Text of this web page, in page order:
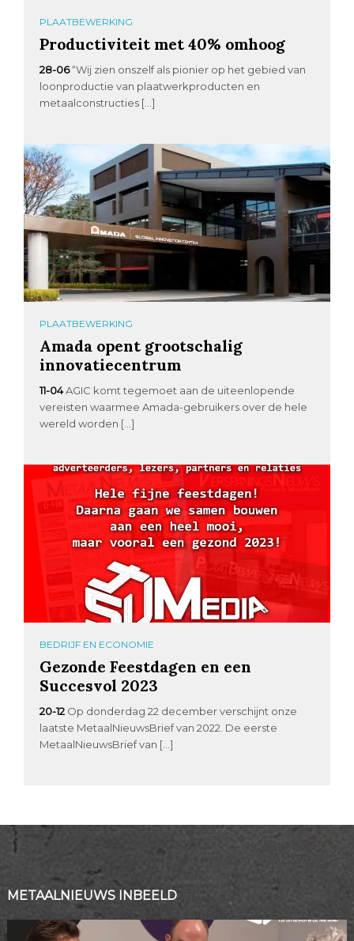
PLAATBEWERKING
Productiviteit met 40% omhoog
28-06“Wij zien onszelf als pionier op het gebied van
loonproductie van plaatwerkproducten en
metaalconstructies […]
PLAATBEWERKING
Amada opent grootschalig
innovatiecentrum
11-04AGIC komt tegemoet aan de uiteenlopende
vereisten waarmee Amada-gebruikers over de hele
wereld worden […]
BEDRIJF EN ECONOMIE
Gezonde Feestdagen en een
Succesvol 2023
20-12 Op donderdag 22 december verschijnt onze
laatste MetaalNieuwsBrief van 2022. De eerste
MetaalNieuwsBrief van […]
METAALNIEUWS INBEELD